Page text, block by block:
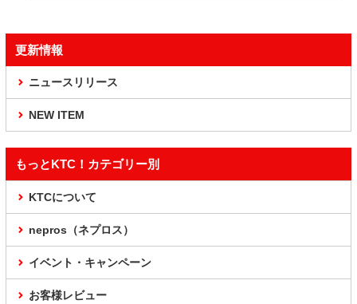
更新情報
ニュースリリース
NEW ITEM
もっとKTC！カテゴリー別
KTCについて
nepros（ネプロス）
イベント・キャンペーン
お客様レビュー